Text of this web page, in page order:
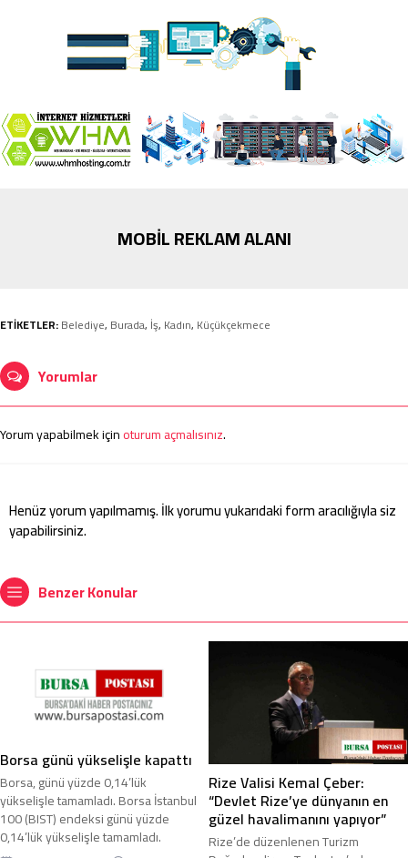
MOBİL REKLAM ALANI
ETİKETLER:Belediye, Burada, İş, Kadın, Küçükçekmece
Yorumlar
Yorum yapabilmek içinoturum açmalısınız.
Henüz yorum yapılmamış. İlk yorumu yukarıdaki form aracılığıyla siz
yapabilirsiniz.
Benzer Konular
Borsa günü yükselişle kapattı
Borsa, günü yüzde 0,14’lük
yükselişle tamamladı. Borsa İstanbul
100 (BIST) endeksi günü yüzde
0,14’lük yükselişle tamamladı.
Rize Valisi Kemal Çeber:
“Devlet Rize’ye dünyanın en
güzel havalimanını yapıyor”
Rize’de düzenlenen Turizm